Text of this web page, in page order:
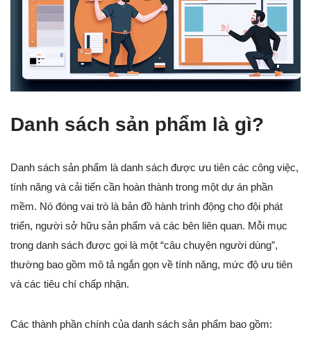
Danh sách sản phẩm là gì?
Danh sách sản phẩm là danh sách được ưu tiên các công việc,
tính năng và cải tiến cần hoàn thành trong một dự án phần
mềm. Nó đóng vai trò là bản đồ hành trình động cho đội phát
triển, người sở hữu sản phẩm và các bên liên quan. Mỗi mục
trong danh sách được gọi là một “câu chuyện người dùng”,
thường bao gồm mô tả ngắn gọn về tính năng, mức độ ưu tiên
và các tiêu chí chấp nhận.
Các thành phần chính của danh sách sản phẩm bao gồm: